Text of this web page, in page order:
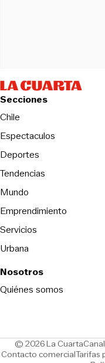
Secciones
Chile
Espectaculos
Deportes
Tendencias
Mundo
Emprendimiento
Servicios
Urbana
Nosotros
Quiénes somos
© 2026 La Cuarta
Contacto comercialOpens
Tarifas